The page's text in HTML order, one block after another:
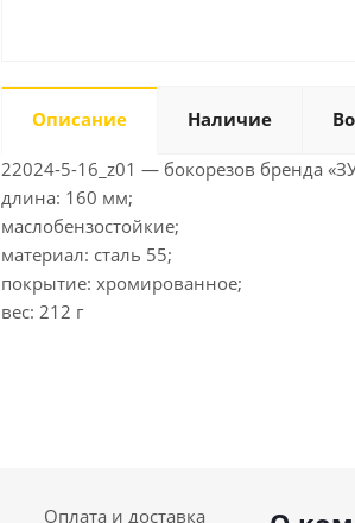
Описание Наличие
22024-5-16_z01 — бокорезов бренда
длина: 160 мм;
маслобензостойкие;
материал: сталь 55;
покрытие: хромированное;
вес: 212 г
Оплата и доставка